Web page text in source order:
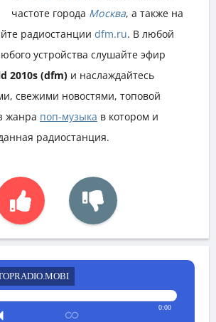
частоте города Москва, а также на
радиостанции dfm.ru. В любой
устройства слушайте эфир
2010s (dfm) и наслаждайтесь
свежими новостями, топовой
жанра поп-музыка в котором и
радиостанция.
0:00